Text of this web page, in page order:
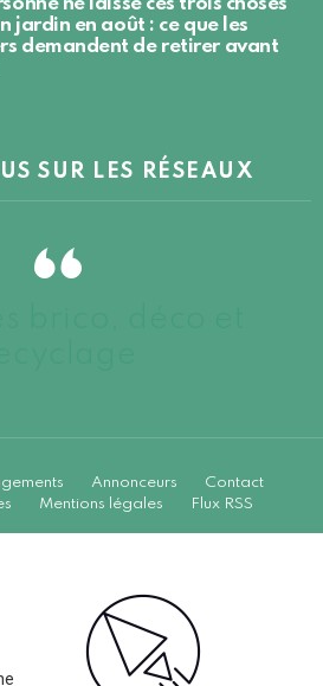
ne laisse ces trois choses
jardin en août : ce que les
demandent de retirer avant
SUR LES RÉSEAUX
Annonceurs
Contact
Mentions légales Flux RSS